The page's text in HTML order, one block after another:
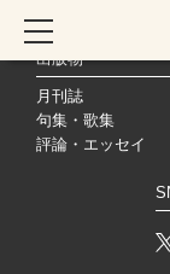
出版物
月刊誌
句集・歌集
評論・エッセイ